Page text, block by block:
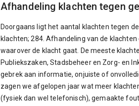
Afhandeling klachten tegen
Doorgaans ligt het aantal klachten tegen
klachten; 284. Afhandeling van de
waarover de klacht gaat. De meeste
Publiekszaken, Stadsbeheer en Zorg- en
gebrek aan informatie, onjuiste of
zagen we afgelopen jaar wat meer
(fysiek dan wel telefonisch), gemaakte